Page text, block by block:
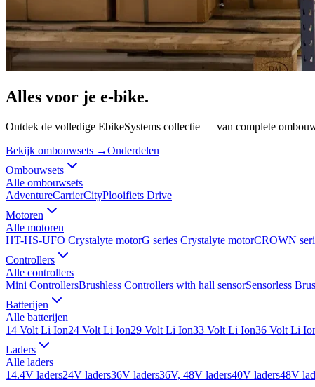
Alles voor je e-bike.
Ontdek de volledige EbikeSystems collectie — van complete
Bekijk ombouwsets →Onderdelen
Ombouwsets
Alle ombouwsets
AdventureCarrierCityPlooifiets Drive
Motoren
Alle motoren
HT-HS-UFO Crystalyte motorG series Crystalyte motorCROWN
Controllers
Alle controllers
Mini ControllersBrushless Controllers with hall sensorSensorless
Batterijen
Alle batterijen
14 Volt Li Ion24 Volt Li Ion29 Volt Li Ion33 Volt Li Ion36 Volt Li
Laders
Alle laders
14.4V laders24V laders36V laders36V, 48V laders40V laders48V